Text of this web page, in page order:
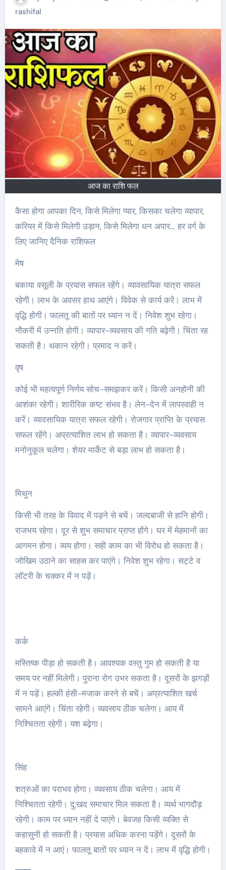
rashifal
आज का राशि फल
कैसा होगा आपका दिन, किसे मिलेगा प्यार, किसका चलेगा व्यापार,
करियर में किसे मिलेगी उड़ान, किसे मिलेगा धन अपार… हर वर्ग के
लिए जानिए दैनिक राशिफल
मेष
बकाया वसूली के प्रयास सफल रहेंगे। व्यावसायिक यात्रा सफल
रहेगी। लाभ के अवसर हाथ आएंगे। विवेक से कार्य करें। लाभ में
वृद्धि होगी। फालतू की बातों पर ध्यान न दें। निवेश शुभ रहेगा।
नौकरी में उन्नति होगी। व्यापार-व्यवसाय की गति बढ़ेगी। चिंता रह
सकती है। थकान रहेगी। प्रमाद न करें।
वृष
कोई भी महत्वपूर्ण निर्णय सोच-समझकर करें। किसी अनहोनी की
आशंका रहेगी। शारीरिक कष्ट संभव है। लेन-देन में लापरवाही न
करें। व्यावसायिक यात्रा सफल रहेगी। रोजगार प्राप्ति के प्रयास
सफल रहेंगे। अप्रत्याशित लाभ हो सकता है। व्यापार-व्यवसाय
मनोनुकूल चलेगा। शेयर मार्केट से बड़ा लाभ हो सकता है।
मिथुन
किसी भी तरह के विवाद में पड़ने से बचें। जल्दबाजी से हानि होगी।
राजभय रहेगा। दूर से शुभ समाचार प्राप्त होंगे। घर में मेहमानों का
आगमन होगा। व्यय होगा। सही काम का भी विरोध हो सकता है।
जोखिम उठाने का साहस कर पाएंगे। निवेश शुभ रहेगा। सट्टे व
लॉटरी के चक्कर में न पड़ें।
कर्क
मस्तिष्क पीड़ा हो सकती है। आवश्यक वस्तु गुम हो सकती है या
समय पर नहीं मिलेगी। पुराना रोग उभर सकता है। दूसरों के झगड़ों
में न पड़ें। हल्की हंसी-मजाक करने से बचें। अप्रत्याशित खर्च
सामने आएंगे। चिंता रहेगी। व्यवसाय ठीक चलेगा। आय में
निश्चितता रहेगी। यश बढ़ेगा।
सिंह
शत्रुओं का पराभव होगा। व्यवसाय ठीक चलेगा। आय में
निश्चितता रहेगी। दु:खद समाचार मिल सकता है। व्यर्थ भागदौड़
रहेगी। काम पर ध्यान नहीं दे पाएंगे। बेवजह किसी व्यक्ति से
कहासुनी हो सकती है। प्रयास अधिक करना पड़ेंगे। दूसरों के
बहकावे में न आएं। फालतू बातों पर ध्यान न दें। लाभ में वृद्धि होगी।